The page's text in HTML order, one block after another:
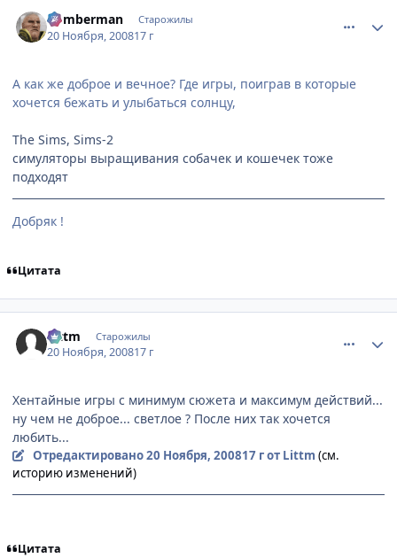
Bomberman Старожилы
20 Ноября, 200817 г
А как же доброе и вечное? Где игры, поиграв в которые
хочется бежать и улыбаться солнцу,
The Sims, Sims-2
симуляторы выращивания собачек и кошечек тоже
подходят
Добряк !
Цитата
Littm Старожилы
20 Ноября, 200817 г
Хентайные игры с минимум сюжета и максимум действий...
ну чем не доброе... светлое ? После них так хочется
любить...
Отредактировано20 Ноября, 200817 гот Littm (см.
историю изменений)
Цитата